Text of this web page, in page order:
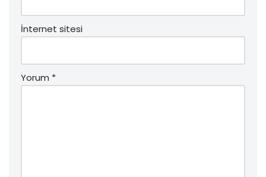
İnternet sitesi
Yorum *